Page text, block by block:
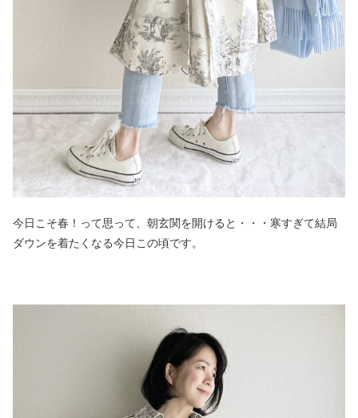
今日こそ春！って思って、朝玄関を開けると・・・寒すぎて結局
ダウンを着たくなる今日この頃です。